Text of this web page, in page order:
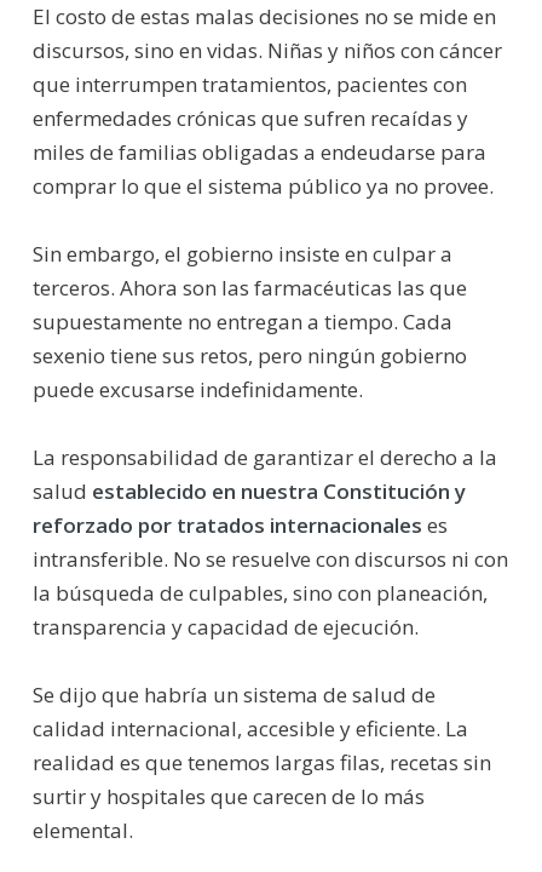
El costo de estas malas decisiones no se mide en
discursos, sino en vidas. Niñas y niños con cáncer
que interrumpen tratamientos, pacientes con
enfermedades crónicas que sufren recaídas y
miles de familias obligadas a endeudarse para
comprar lo que el sistema público ya no provee.
Sin embargo, el gobierno insiste en culpar a
terceros. Ahora son las farmacéuticas las que
supuestamente no entregan a tiempo. Cada
sexenio tiene sus retos, pero ningún gobierno
puede excusarse indefinidamente.
La responsabilidad de garantizar el derecho a la
salud establecido en nuestra Constitución y
reforzado por tratados internacionales es
intransferible. No se resuelve con discursos ni con
la búsqueda de culpables, sino con planeación,
transparencia y capacidad de ejecución.
Se dijo que habría un sistema de salud de
calidad internacional, accesible y eficiente. La
realidad es que tenemos largas filas, recetas sin
surtir y hospitales que carecen de lo más
elemental.